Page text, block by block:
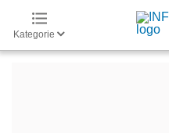
Kategorie